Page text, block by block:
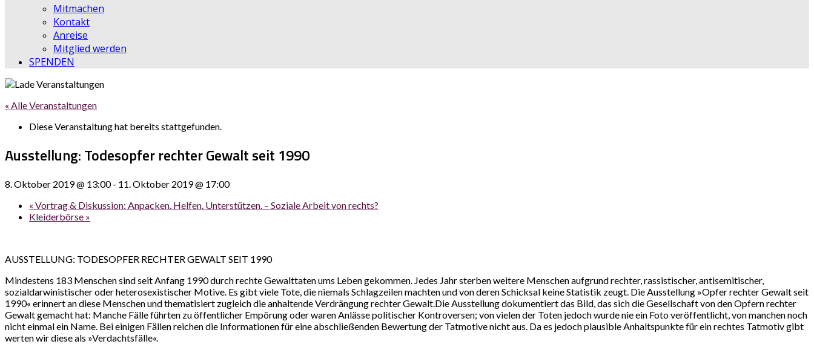
Mitmachen
Kontakt
Anreise
Mitglied werden
SPENDEN
« Alle Veranstaltungen
Diese Veranstaltung hat bereits stattgefunden.
Ausstellung: Todesopfer rechter Gewalt seit 1990
8. Oktober 2019 @ 13:00- 11. Oktober 2019 @ 17:00
« Vortrag & Diskussion: Anpacken. Helfen. Unterstützen. – Soziale Arbeit von rechts?
Kleiderbörse »
AUSSTELLUNG: TODESOPFER RECHTER GEWALT SEIT 1990
Mindestens 183 Menschen sind seit Anfang 1990 durch rechte Gewalttaten ums Leben gekommen. Jedes Jahr sterben weitere Menschen aufgrund rechter, rassistischer, antisemitischer,
sozialdarwinistischer oder heterosexistischer Motive. Es gibt viele Tote, die niemals Schlagzeilen machten und von deren Schicksal keine Statistik zeugt. Die Ausstellung »Opfer rechter Gewalt seit
1990« erinnert an diese Menschen und thematisiert zugleich die anhaltende Verdrängung rechter Gewalt.Die Ausstellung dokumentiert das Bild, das sich die Gesellschaft von den Opfern rechter
Gewalt gemacht hat: Manche Fälle führten zu öffentlicher Empörung oder waren Anlässe politischer Kontroversen; von vielen der Toten jedoch wurde nie ein Foto veröffentlicht, von manchen noch
nicht einmal ein Name. Bei einigen Fällen reichen die Informationen für eine abschließenden Bewertung der Tatmotive nicht aus. Da es jedoch plausible Anhaltspunkte für ein rechtes Tatmotiv gibt
werten wir diese als »Verdachtsfälle«.